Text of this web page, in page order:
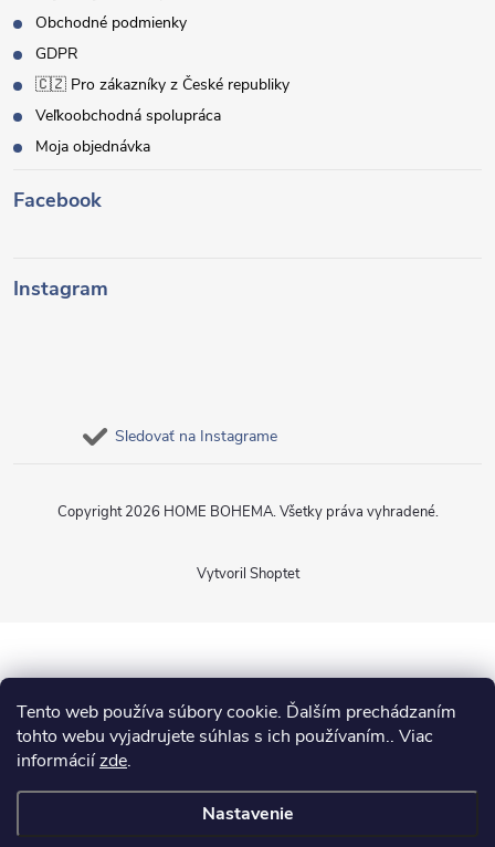
Tento web používa súbory cookie. Ďalším prechádzaním
tohto webu vyjadrujete súhlas s ich používaním.. Viac
informáciízde.
Nastavenie
Obchodné podmienky
GDPR
🇨🇿 Pro zákazníky z České republiky
Veľkoobchodná spolupráca
Moja objednávka
Facebook
Instagram
Sledovať na Instagrame
Vytvoril Shoptet
Copyright 2026 HOME BOHEMA. Všetky práva vyhradené.